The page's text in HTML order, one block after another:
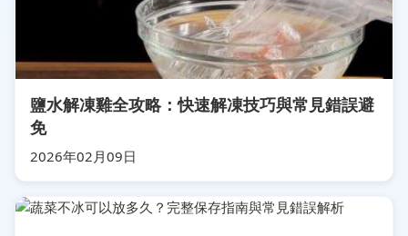
鹽水解凍雞全攻略：快速解凍技巧與常見錯誤避
免
2026年02月09日